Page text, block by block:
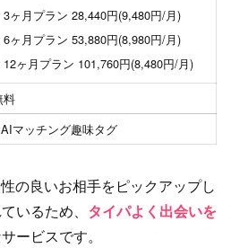
3ヶ月プラン 28,440円(9,480円/月)
6ヶ月プラン 53,880円(8,980円/月)
12ヶ月プラン 101,760円(8,480円/月)
料
AIマッチング趣味タグ
の良いお相手をピックアップし
いるため、 タイパよく出会いを
ービスです。